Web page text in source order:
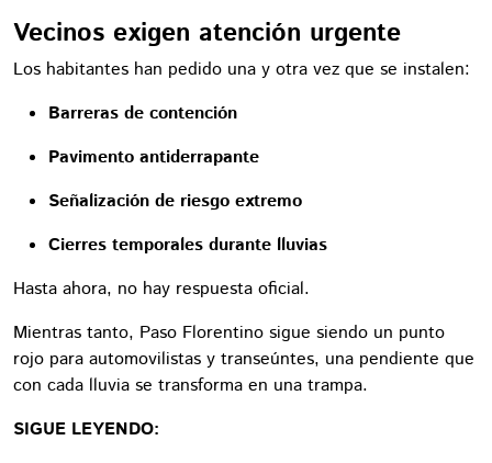
Vecinos exigen atención urgente
Los habitantes han pedido una y otra vez que se instalen:
Barreras de contención
Pavimento antiderrapante
Señalización de riesgo extremo
Cierres temporales durante lluvias
Hasta ahora, no hay respuesta oficial.
Mientras tanto, Paso Florentino sigue siendo un punto
rojo para automovilistas y transeúntes, una pendiente que
con cada lluvia se transforma en una trampa.
SIGUE LEYENDO: